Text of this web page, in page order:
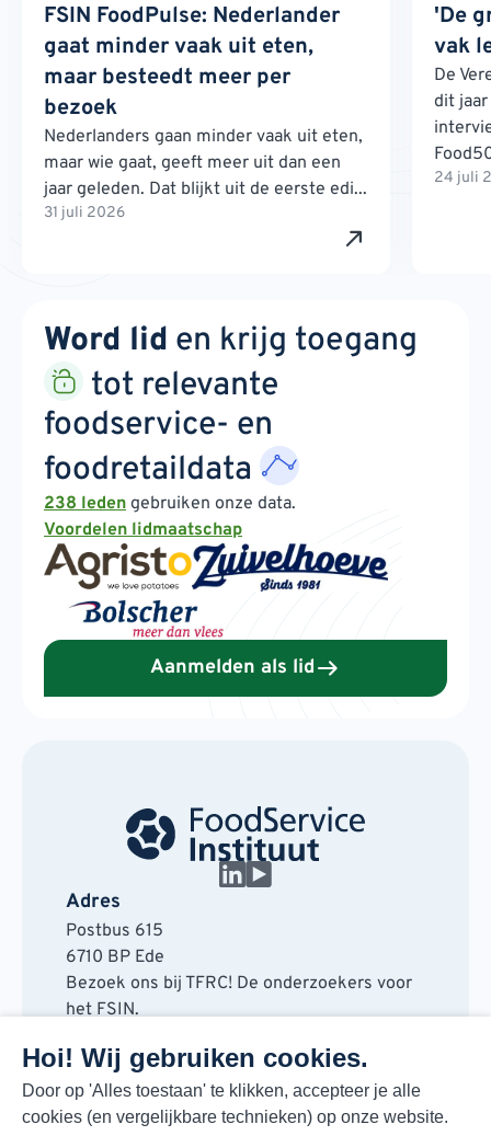
Hoi! Wij gebruiken cookies.
Door op 'Alles toestaan' te klikken, accepteer je alle
cookies (en vergelijkbare technieken) op onze website.
FSIN FoodPulse: Nederlander
gaat minder vaak uit eten,
maar besteedt meer per
bezoek
Nederlanders gaan minder vaak uit eten,
maar wie gaat, geeft meer uit dan een
jaar geleden. Dat blijkt uit de eerste edi...
31 juli 2026
'De
vak
De
dit
24 juli
Word lid en krijg toegang
tot relevante
foodservice- en
foodretaildata
238 leden gebruiken onze data.
Voordelen lidmaatschap
Aanmelden als lid
Adres
Postbus 615
6710 BP Ede
Bezoek ons bij TFRC! De onderzoekers voor
het FSIN.
6717 LT Ede
Contact
088 730 48 00